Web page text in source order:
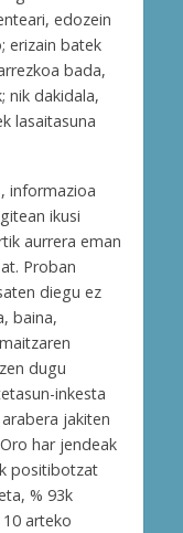
edozein
erizain batek
bada,
nik dakidala,
lasaitasuna
informazioa
ikusi
aurrera eman
Proban
diegu ez
baina,
dugu
inkesta
jakiten
har jendeak
positibotzat
% 93k
arteko